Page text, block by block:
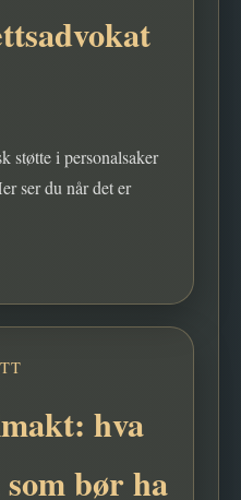
støtte i personalsaker
ser du når det er
hva
bør ha